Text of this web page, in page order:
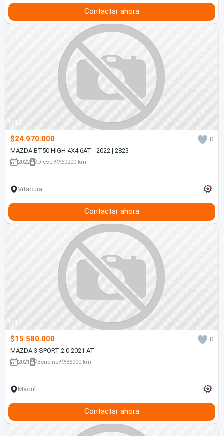
Contactar ahora
1/12
$24.970.000
0
MAZDA BT50 HIGH 4X4 6AT - 2022 | 2823
2022 Diesel 60200 km
Vitacura
Contactar ahora
1/11
$15.580.000
0
MAZDA 3 SPORT 2.0 2021 AT
2021 Bencina 86000 km
Macul
Contactar ahora